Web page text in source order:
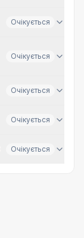
Очікується
Очікується
Очікується
Очікується
Очікується